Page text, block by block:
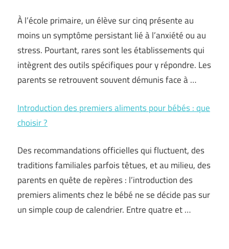
À l’école primaire, un élève sur cinq présente au
moins un symptôme persistant lié à l’anxiété ou au
stress. Pourtant, rares sont les établissements qui
intègrent des outils spécifiques pour y répondre. Les
parents se retrouvent souvent démunis face à …
Introduction des premiers aliments pour bébés : que
choisir ?
Des recommandations officielles qui fluctuent, des
traditions familiales parfois têtues, et au milieu, des
parents en quête de repères : l’introduction des
premiers aliments chez le bébé ne se décide pas sur
un simple coup de calendrier. Entre quatre et …